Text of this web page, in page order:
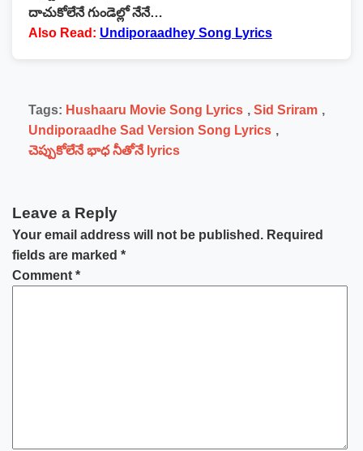
దాచుకోలేనే గుండెల్లో నేనే…
Also Read: Undiporaadhey Song Lyrics
Tags: Hushaaru Movie Song Lyrics , Sid Sriram ,
Undiporaadhe Sad Version Song Lyrics ,
చెప్పుకోలేనే భాధ నీతోనే lyrics
Leave a Reply
Your email address will not be published. Required
fields are marked *
Comment *